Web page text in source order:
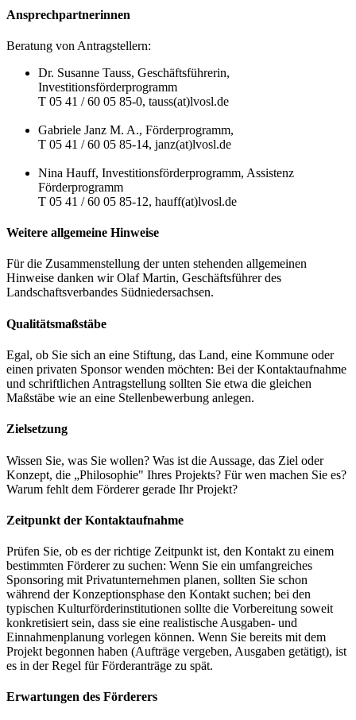
Ansprechpartnerinnen
Beratung von Antragstellern:
Dr. Susanne Tauss, Geschäftsführerin,
Investitionsförderprogramm
T 05 41 / 60 05 85-0, tauss(at)lvosl.de
Gabriele Janz M. A., Förderprogramm,
T 05 41 / 60 05 85-14, janz(at)lvosl.de
Nina Hauff, Investitionsförderprogramm, Assistenz
Förderprogramm
T 05 41 / 60 05 85-12, hauff(at)lvosl.de
Weitere allgemeine Hinweise
Für die Zusammenstellung der unten stehenden allgemeinen
Hinweise danken wir Olaf Martin, Geschäftsführer des
Landschaftsverbandes Südniedersachsen.
Qualitätsmaßstäbe
Egal, ob Sie sich an eine Stiftung, das Land, eine Kommune oder
einen privaten Sponsor wenden möchten: Bei der Kontaktaufnahme
und schriftlichen Antragstellung sollten Sie etwa die gleichen
Maßstäbe wie an eine Stellenbewerbung anlegen.
Zielsetzung
Wissen Sie, was Sie wollen? Was ist die Aussage, das Ziel oder
Konzept, die „Philosophie" Ihres Projekts? Für wen machen Sie es?
Warum fehlt dem Förderer gerade Ihr Projekt?
Zeitpunkt der Kontaktaufnahme
Prüfen Sie, ob es der richtige Zeitpunkt ist, den Kontakt zu einem
bestimmten Förderer zu suchen: Wenn Sie ein umfangreiches
Sponsoring mit Privatunternehmen planen, sollten Sie schon
während der Konzeptionsphase den Kontakt suchen; bei den
typischen Kulturförderinstitutionen sollte die Vorbereitung soweit
konkretisiert sein, dass sie eine realistische Ausgaben- und
Einnahmenplanung vorlegen können. Wenn Sie bereits mit dem
Projekt begonnen haben (Aufträge vergeben, Ausgaben getätigt), ist
es in der Regel für Förderanträge zu spät.
Erwartungen des Förderers